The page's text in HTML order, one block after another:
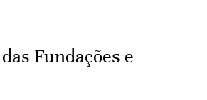
Fundações e